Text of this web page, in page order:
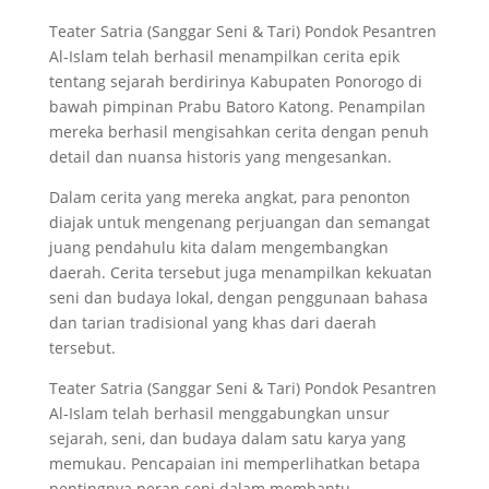
Teater Satria (Sanggar Seni & Tari) Pondok Pesantren
Al-Islam telah berhasil menampilkan cerita epik
tentang sejarah berdirinya Kabupaten Ponorogo di
bawah pimpinan Prabu Batoro Katong. Penampilan
mereka berhasil mengisahkan cerita dengan penuh
detail dan nuansa historis yang mengesankan.
Dalam cerita yang mereka angkat, para penonton
diajak untuk mengenang perjuangan dan semangat
juang pendahulu kita dalam mengembangkan
daerah. Cerita tersebut juga menampilkan kekuatan
seni dan budaya lokal, dengan penggunaan bahasa
dan tarian tradisional yang khas dari daerah
tersebut.
Teater Satria (Sanggar Seni & Tari) Pondok Pesantren
Al-Islam telah berhasil menggabungkan unsur
sejarah, seni, dan budaya dalam satu karya yang
memukau. Pencapaian ini memperlihatkan betapa